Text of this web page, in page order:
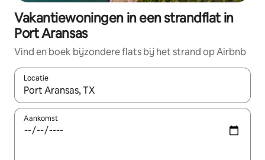
Vakantiewoningen in een strandflat in
Port Aransas
Vind en boek bijzondere flats bij het strand op Airbnb
Locatie
Wanneer er resultaten beschikbaar zijn, maak je een keuze
Aankomst